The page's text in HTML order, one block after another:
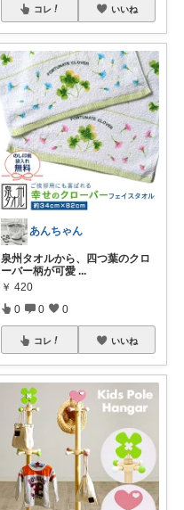
コレ いいね
あんちゃん
泉州タオルから、四つ葉のクロ
ーバー柄が可愛 ...
￥ 420
0 0 0
コレ いいね